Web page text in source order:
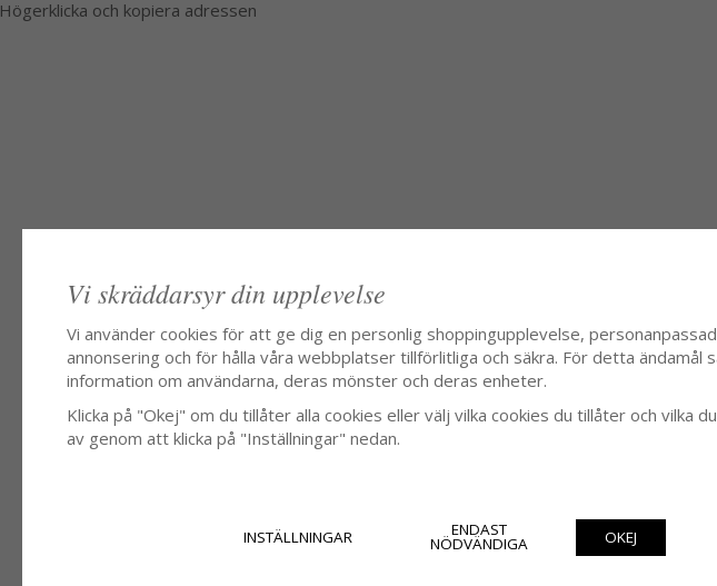
Högerklicka och kopiera adressen
Vi skräddarsyr din upplevelse
Vi använder cookies för att ge dig en personlig shoppingupplevelse, personanpassad
annonsering och för hålla våra webbplatser tillförlitliga och säkra. För detta ändamål
information om användarna, deras mönster och deras enheter.
Klicka på "Okej" om du tillåter alla cookies eller välj vilka cookies du tillåter och vilka
av genom att klicka på "Inställningar" nedan.
INSTÄLLNINGAR ENDAST
NÖDVÄNDIGA OKEJ